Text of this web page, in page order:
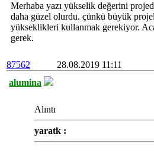
Merhaba yazı yükselik değerini
daha güzel olurdu. çünkü büyük
yükseklikleri kullanmak gerekiyor.
gerek.
87562
28.08.2019 11:11
alumina
Alıntı
yaratk :